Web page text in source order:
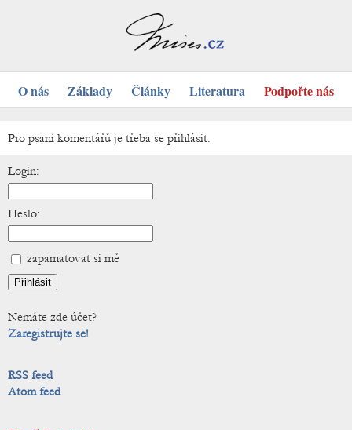
O nás Základy Články Literatura Podpořte nás
Pro psaní komentářů je třeba se přihlásit.
Login:
Heslo:
zapamatovat si mě
Nemáte zde účet?
Zaregistrujte se!
RSS feed
Atom feed